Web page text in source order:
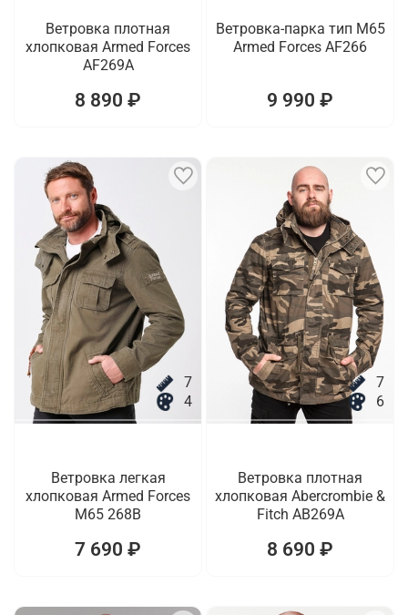
Ветровка плотная
хлопковая Armed Forces
AF269A
8 890 ₽
Ветровка-парка тип M65
Armed Forces AF266
9 990 ₽
7
4
Ветровка легкая
хлопковая Armed Forces
M65 268B
7 690 ₽
7
6
Ветровка плотная
хлопковая Abercrombie &
Fitch AB269A
8 690 ₽